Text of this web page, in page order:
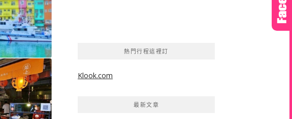
熱門行程這裡訂
Klook.com
最新文章